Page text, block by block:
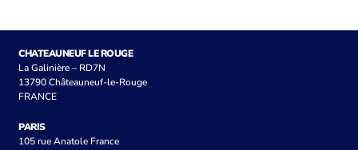
CHATEAUNEUF LE ROUGE
La Galinière – RD7N
13790 Châteauneuf-le-Rouge
FRANCE
PARIS
105 rue Anatole France